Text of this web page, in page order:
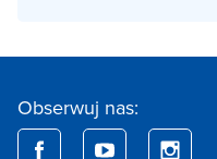
Obserwuj nas: